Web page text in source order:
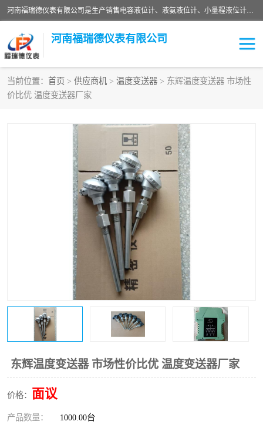
河南福瑞德仪表有限公司是生产销售电容液位计、液氨液位计、小量程液位计定制、智能锅炉水位计、液氮液位计等；并在产品开发、研制的过程中，吸取国内外仪器仪表的技术精华，建立了一支高、精、尖的科研开发队伍，使产品性能不断升级。
河南福瑞德仪表有限公司
当前位置： 首页 > 供应商机 > 温度变送器 > 东辉温度变送器 市场性
价比优 温度变送器厂家
东辉温度变送器 市场性价比优 温度变送器厂家
价格： 面议
产品数量： 1000.00台
液位计
流量传感器
液氮液位计
液位计传感器定制
物位计
锅炉水位计
智能锅炉水位计 电容液位计
流量仪表 加油站液位仪